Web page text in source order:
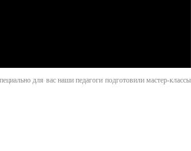
для вас наши педагоги подготовили мастер-классы